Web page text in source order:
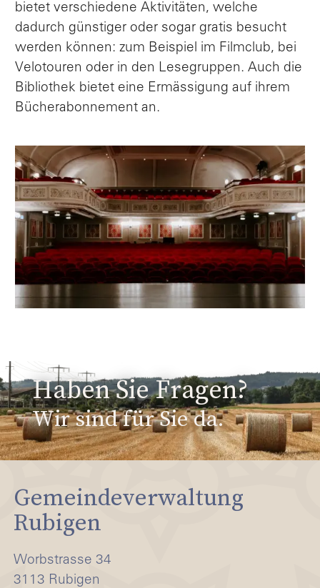
bietet verschiedene Aktivitäten, welche
dadurch günstiger oder sogar gratis besucht
werden können: zum Beispiel im Filmclub, bei
Velotouren oder in den Lesegruppen. Auch die
Bibliothek bietet eine Ermässigung auf ihrem
Bücherabonnement an.
Haben Sie Fragen?
Wir sind für Sie da.
Gemeindeverwaltung
Rubigen
Worbstrasse 34
3113 Rubigen